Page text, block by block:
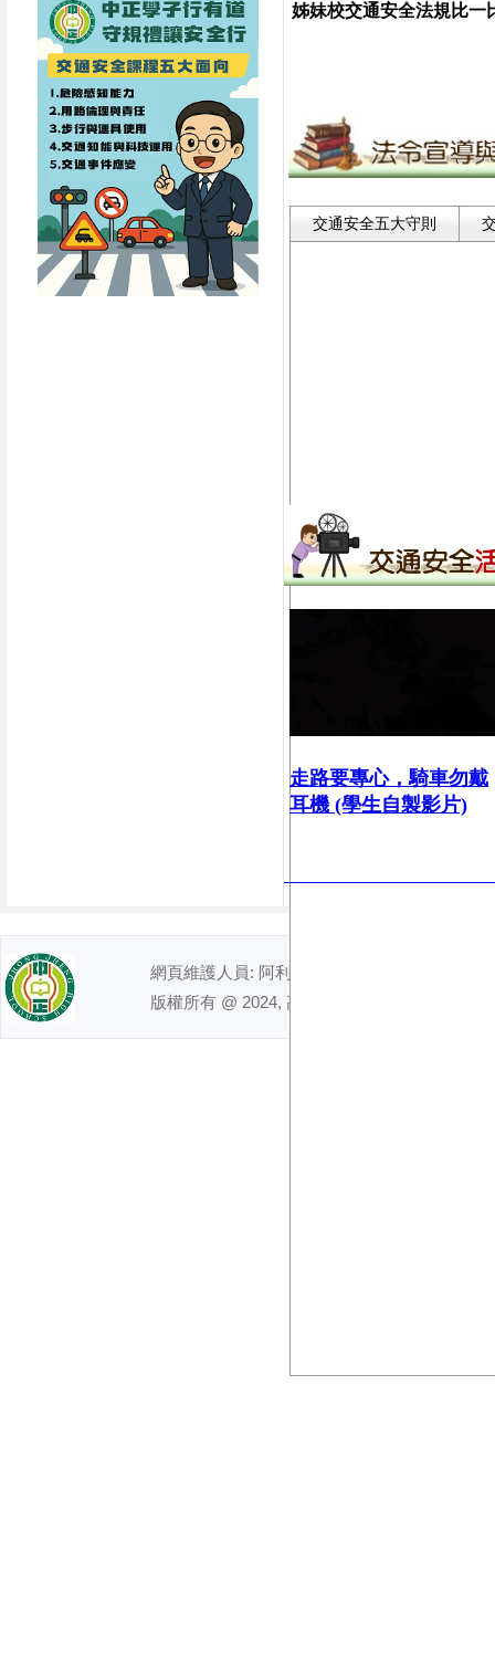
姊妹校交通安全法規比一
交通安全五大守則
走路要專心，騎車勿戴
耳機 (學生自製影片)
網頁維護人員: 阿利｜ 電話 : (07)7491992
版權所有 @ 2024, 高雄市立中正高級中學. All